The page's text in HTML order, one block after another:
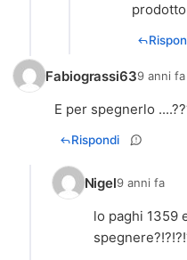
Fabiograssi639 anni fa
E per spegnerlo
Rispondi
Nigel9 anni fa
lo paghi 1359